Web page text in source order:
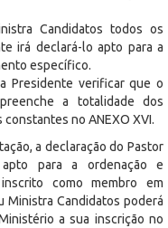
Candidatos todos os
irá declará-lo apto para a
específico.
Presidente verificar que o
a totalidade dos
no ANEXO XVI.
a declaração do Pastor
para a ordenação e
como membro em
Ministra Candidatos poderá
a sua inscrição no